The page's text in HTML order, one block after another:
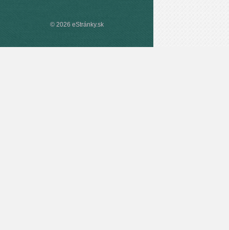
© 2026 eStránky.sk